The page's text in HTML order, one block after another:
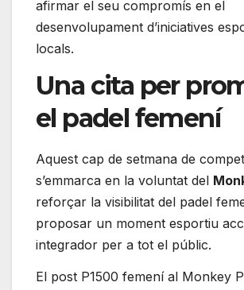
afirmar el seu compromís en el
desenvolupament d’iniciatives
locals.
Una cita per
el padel femení
Aquest cap de setmana de
s’emmarca en la voluntat del
reforçar la visibilitat del padel
proposar un moment esportiu
integrador per a tot el públic.
El post P1500 femení al Monkey